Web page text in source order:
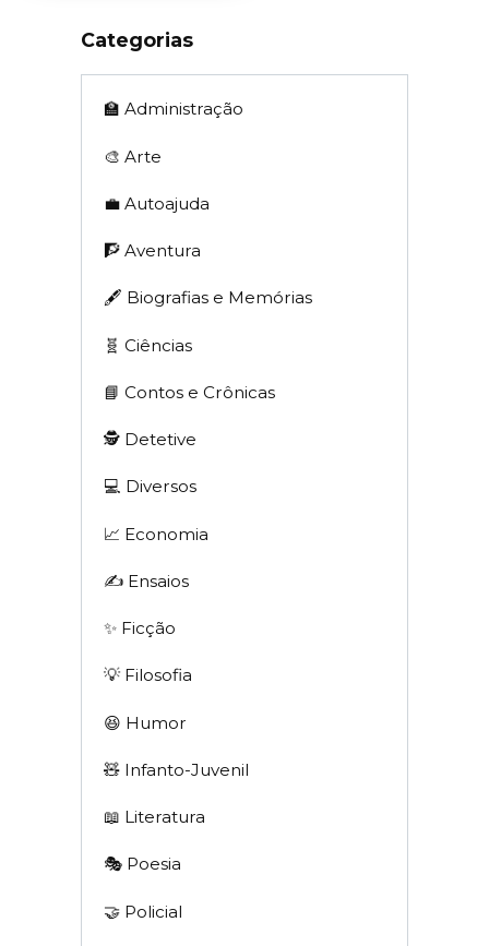
Categorias
🏫 Administração
🎨 Arte
💼 Autoajuda
🧗 Aventura
🖋 Biografias e Memórias
🧬 Ciências
📘 Contos e Crônicas
🕵 Detetive
💻 Diversos
📈 Economia
✍️ Ensaios
✨ Ficção
💡 Filosofia
😆 Humor
🧸 Infanto-Juvenil
📖 Literatura
🎭 Poesia
🤝 Policial